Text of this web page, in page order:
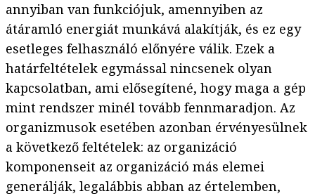
annyiban van funkciójuk, amennyiben az
átáramló energiát munkává alakítják, és ez egy
esetleges felhasználó előnyére válik. Ezek a
határfeltételek egymással nincsenek olyan
kapcsolatban, ami elősegítené, hogy maga a gép
mint rendszer minél tovább fennmaradjon. Az
organizmusok esetében azonban érvényesülnek
a következő feltételek: az organizáció
komponenseit az organizáció más elemei
generálják, legalábbis abban az értelemben,